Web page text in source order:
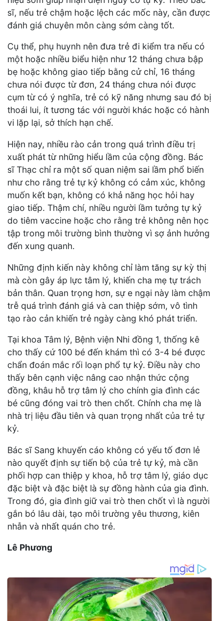
sĩ, nếu trẻ chậm hoặc lệch các mốc này, cần được
đánh giá chuyên môn càng sớm càng tốt.
Cụ thể, phụ huynh nên đưa trẻ đi kiểm tra nếu có
một hoặc nhiều biểu hiện như 12 tháng chưa bập
bẹ hoặc không giao tiếp bằng cử chỉ, 16 tháng
chưa nói được từ đơn, 24 tháng chưa nói được
cụm từ có ý nghĩa, trẻ có kỹ năng nhưng sau đó bị
thoái lui, ít tương tác với người khác hoặc có hành
vi lặp lại, sở thích hạn chế.
Hiện nay, nhiều rào cản trong quá trình điều trị
xuất phát từ những hiểu lầm của cộng đồng. Bác
sĩ Thạc chỉ ra một số quan niệm sai lầm phổ biến
như cho rằng trẻ tự kỷ không có cảm xúc, không
muốn kết bạn, không có khả năng học hỏi hay
giao tiếp. Thậm chí, nhiều người lầm tưởng tự kỷ
do tiêm vaccine hoặc cho rằng trẻ không nên học
tập trong môi trường bình thường vì sợ ảnh hưởng
đến xung quanh.
Những định kiến này không chỉ làm tăng sự kỳ thị
mà còn gây áp lực tâm lý, khiến cha mẹ tự trách
bản thân. Quan trọng hơn, sự e ngại này làm chậm
trễ quá trình đánh giá và can thiệp sớm, vô tình
tạo rào cản khiến trẻ ngày càng khó phát triển.
Tại khoa Tâm lý, Bệnh viện Nhi đồng 1, thống kê
cho thấy cứ 100 bé đến khám thì có 3-4 bé được
chẩn đoán mắc rối loạn phổ tự kỷ. Điều này cho
thấy bên cạnh việc nâng cao nhận thức cộng
đồng, khâu hỗ trợ tâm lý cho chính gia đình các
bé cũng đóng vai trò then chốt. Chính cha mẹ là
nhà trị liệu đầu tiên và quan trọng nhất của trẻ tự
kỷ.
Bác sĩ Sang khuyến cáo không có yếu tố đơn lẻ
nào quyết định sự tiến bộ của trẻ tự kỷ, mà cần
phối hợp can thiệp y khoa, hỗ trợ tâm lý, giáo dục
đặc biệt và đặc biệt là sự đồng hành của gia đình.
Trong đó, gia đình giữ vai trò then chốt vì là người
gắn bó lâu dài, tạo môi trường yêu thương, kiên
nhẫn và nhất quán cho trẻ.
Lê Phương